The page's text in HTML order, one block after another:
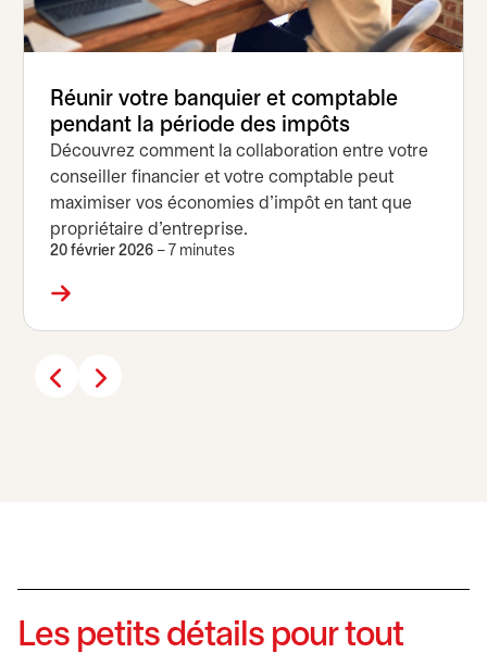
Réunir votre banquier et comptable
pendant la période des impôts
Découvrez comment la collaboration entre votre
conseiller financier et votre comptable peut
maximiser vos économies d’impôt en tant que
propriétaire d’entreprise.
20 février 2026 – 7 minutes
Les petits détails pour tout